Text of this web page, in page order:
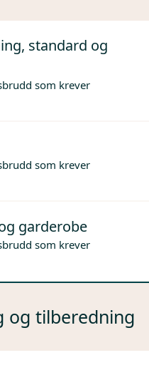
standard og
som krever
som krever
garderobe
som krever
og tilberedning